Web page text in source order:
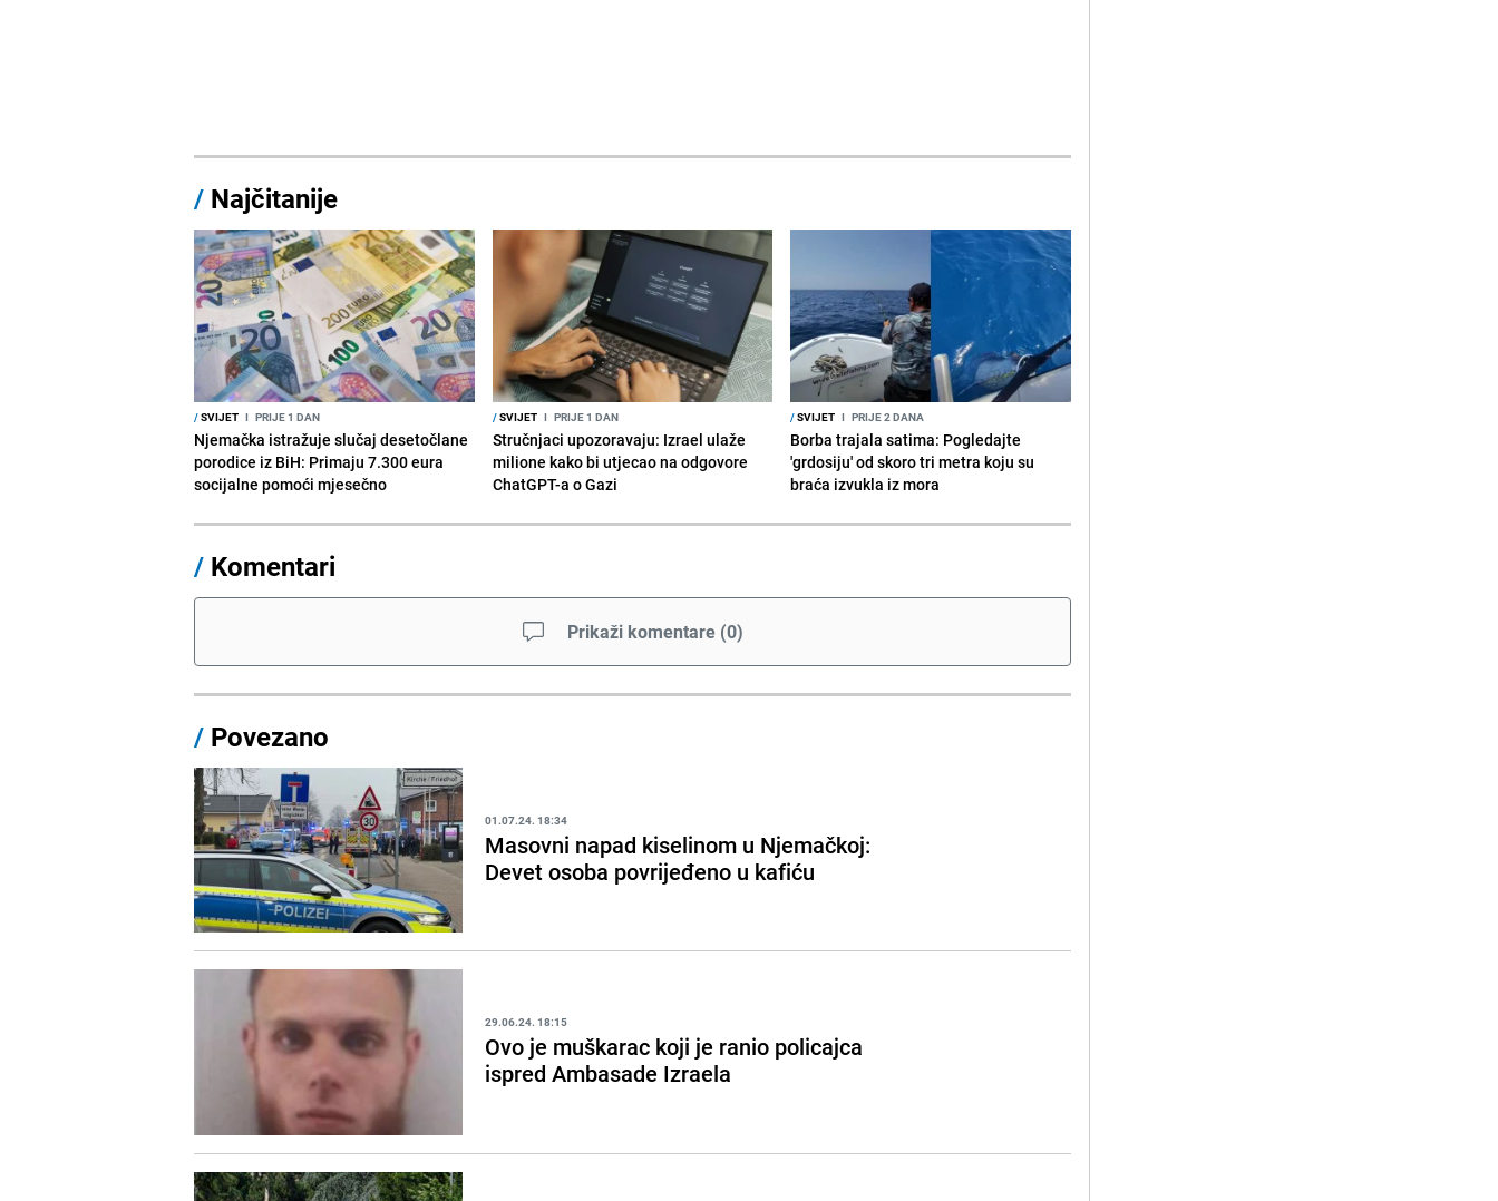
/ Najčitanije
/SVIJET I PRIJE 1 DAN
Njemačka istražuje slučaj desetočlane
porodice iz BiH: Primaju 7.300 eura
socijalne pomoći mjesečno
/SVIJET I PRIJE 1 DAN
Stručnjaci upozoravaju: Izrael ulaže
milione kako bi utjecao na odgovore
ChatGPT-a o Gazi
/SVIJET I PRIJE 2 DANA
Borba trajala satima: Pogledajte
'grdosiju' od skoro tri metra koju su
braća izvukla iz mora
/ Komentari
Prikaži komentare (0)
/ Povezano
01.07.24. 18:34
Masovni napad kiselinom u Njemačkoj:
Devet osoba povrijeđeno u kafiću
29.06.24. 18:15
Ovo je muškarac koji je ranio policajca
ispred Ambasade Izraela